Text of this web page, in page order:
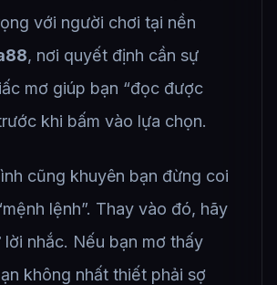
với người chơi tại nền
, nơi quyết định cần sự
mơ giúp bạn “đọc được
khi bấm vào lựa chọn.
cũng khuyên bạn đừng coi
lệnh”. Thay vào đó, hãy
lời nhắc. Nếu bạn mơ thấy
không nhất thiết phải sợ